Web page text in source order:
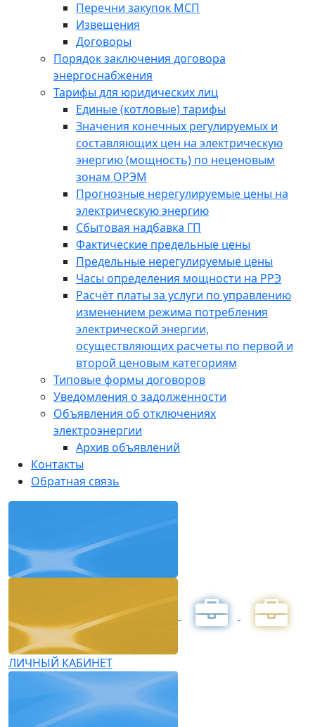
Перечни закупок МСП
Извещения
Договоры
Порядок заключения договора
энергоснабжения
Тарифы для юридических лиц
Единые (котловые) тарифы
Значения конечных регулируемых и
составляющих цен на электрическую
энергию (мощность) по неценовым
зонам ОРЭМ
Прогнозные нерегулируемые цены на
электрическую энергию
Сбытовая надбавка ГП
Фактические предельные цены
Предельные нерегулируемые цены
Часы определения мощности на РРЭ
Расчёт платы за услуги по управлению
изменением режима потребления
электрической энергии,
осуществляющих расчеты по первой и
второй ценовым категориям
Типовые формы договоров
Уведомления о задолженности
Объявления об отключениях
электроэнергии
Архив объявлений
Контакты
Обратная связь
ЛИЧНЫЙ КАБИНЕТ